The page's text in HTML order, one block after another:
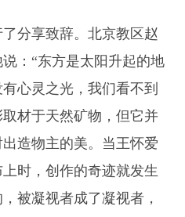
分享致辞。北京教区赵
：“东方是太阳升起的地
心灵之光，我们看不到
材于天然矿物，但它并
造物主的美。当王怀爱
时，创作的奇迹就发生
被凝视者成了凝视者，